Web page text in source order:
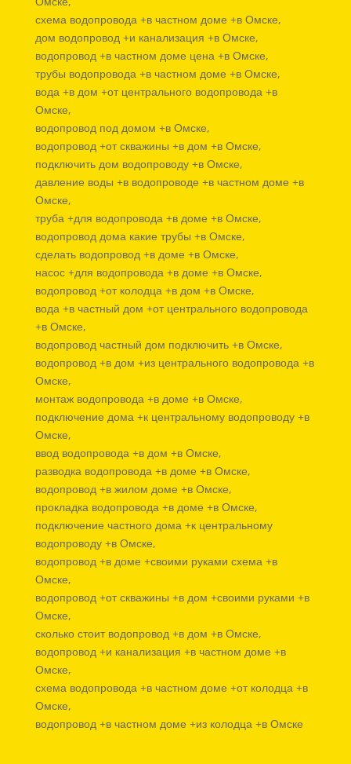
схема водопровода +в частном доме +в Омске,
дом водопровод +и канализация +в Омске,
водопровод +в частном доме цена +в Омске,
трубы водопровода +в частном доме +в Омске,
вода +в дом +от центрального водопровода +в
Омске,
водопровод под домом +в Омске,
водопровод +от скважины +в дом +в Омске,
подключить дом водопроводу +в Омске,
давление воды +в водопроводе +в частном доме +в
Омске,
труба +для водопровода +в доме +в Омске,
водопровод дома какие трубы +в Омске,
сделать водопровод +в доме +в Омске,
насос +для водопровода +в доме +в Омске,
водопровод +от колодца +в дом +в Омске,
вода +в частный дом +от центрального водопровода
+в Омске,
водопровод частный дом подключить +в Омске,
водопровод +в дом +из центрального водопровода +в
Омске,
монтаж водопровода +в доме +в Омске,
подключение дома +к центральному водопроводу +в
Омске,
ввод водопровода +в дом +в Омске,
разводка водопровода +в доме +в Омске,
водопровод +в жилом доме +в Омске,
прокладка водопровода +в доме +в Омске,
подключение частного дома +к центральному
водопроводу +в Омске,
водопровод +в доме +своими руками схема +в
Омске,
водопровод +от скважины +в дом +своими руками +в
Омске,
сколько стоит водопровод +в дом +в Омске,
водопровод +и канализация +в частном доме +в
Омске,
схема водопровода +в частном доме +от колодца +в
Омске,
водопровод +в частном доме +из колодца +в Омске